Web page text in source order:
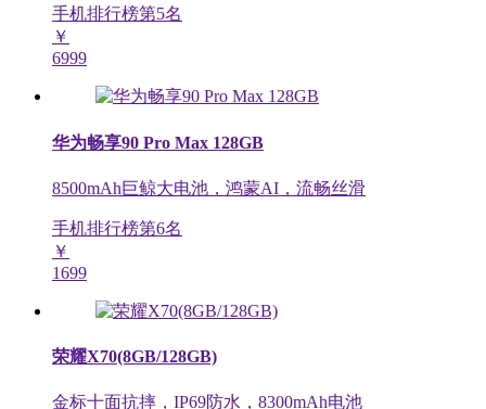
手机排行榜第5名
￥
6999
华为畅享90 Pro Max 128GB
8500mAh巨鲸大电池，鸿蒙AI，流畅丝滑
手机排行榜第6名
￥
1699
荣耀X70(8GB/128GB)
金标十面抗摔，IP69防水，8300mAh电池